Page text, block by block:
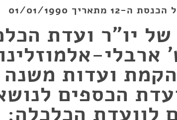
מתאריך 01/01/1990
של יו"ר ועדת
אלמוזלינו
ועדות משנה
הכספים
לוועדת הכלכלה;